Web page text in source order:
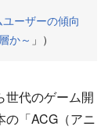
ーザーの傾向
か～ 」）
代のゲーム開
の「ACG（アニ